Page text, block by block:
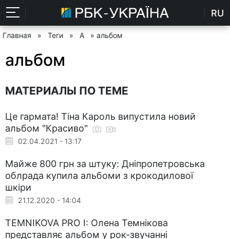
RU
Главная » Теги » А » альбом
альбом
МАТЕРИАЛЫ ПО ТЕМЕ
Це гармата! Тіна Кароль випустила новий
альбом "Красиво"
02.04.2021 - 13:17
Майже 800 грн за штуку: Дніпропетровська
облрада купила альбоми з крокодилової
шкіри
21.12.2020 - 14:04
TEMNIKOVA PRO I: Олена Темнікова
представляє альбом у рок-звучанні